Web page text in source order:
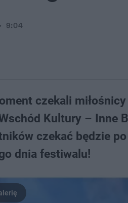
9:04
czekali
Kultury – Inne
czekać będzie
dnia festiwalu!